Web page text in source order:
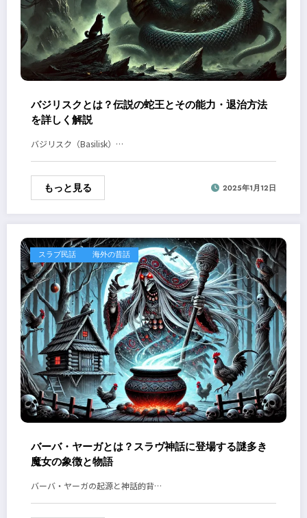
バジリスクとは？伝説の蛇王とその能力・退治方法
を詳しく解説
バジリスク（Basilisk）…
もっと見る 2025年1月12日
スラブ民話 海外の昔話
バーバ・ヤーガとは？スラヴ神話に登場する謎多き
魔女の象徴と物語
バーバ・ヤーガの起源と神話的背…